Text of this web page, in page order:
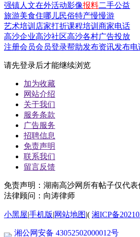
强镇人文在外活动影像报料二手公益
旅游美食住哪儿民俗特产慢慢游
艺术培训 店家打折课程培训 商家电话
高沙企业高沙社区高沙各村广告投放
注册会员会员登录帮助发布资讯发布电
请先登录后才能继续浏览
加为收藏
网站介绍
关于我们
服务条款
广告服务
招聘信息
免责声明
联系我们
留言反馈
免责声明：湖南高沙网所有帖子仅代
法律顾问：向涛律师
小黑屋|手机版|网站地图|( 湘ICP备
湘公网安备 43052502000012号